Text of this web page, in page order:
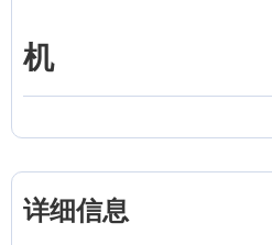
机
详细信息